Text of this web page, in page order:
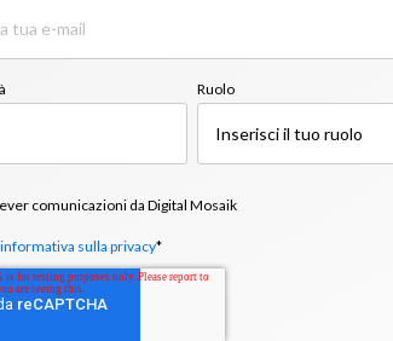
Ruolo
comunicazioni da Digital Mosaik
informativa sulla privacy*